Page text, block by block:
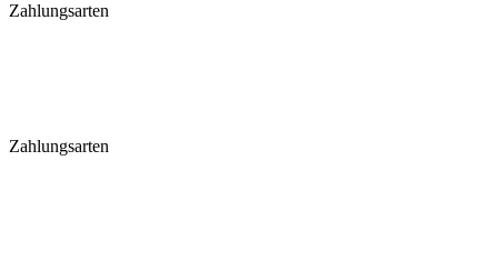
Zahlungsarten
Zahlungsarten